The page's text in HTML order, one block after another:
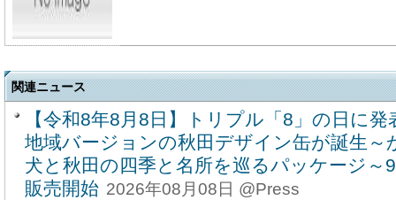
関連ニュース
【令和8年8月8日】トリプル「8」の日に
地域バージョンの秋田デザイン缶が誕生～
犬と秋田の四季と名所を巡るパッケージ～
販売開始 2026年08月08日 @Press